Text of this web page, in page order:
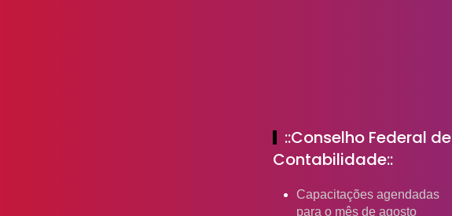
::Conselho Federal de
Contabilidade::
Capacitações agendadas
para o mês de agosto